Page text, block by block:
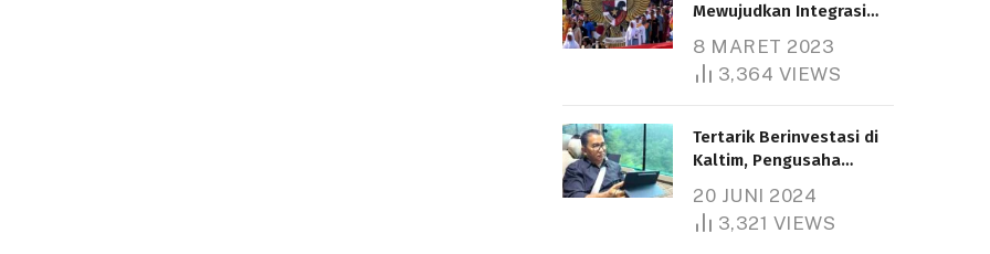
Mewujudkan Integrasi
8 MARET 2023
3,364 VIEWS
Tertarik Berinvestasi di
Kaltim, Pengusaha
1.000 Hektare
20 JUNI 2024
3,321 VIEWS